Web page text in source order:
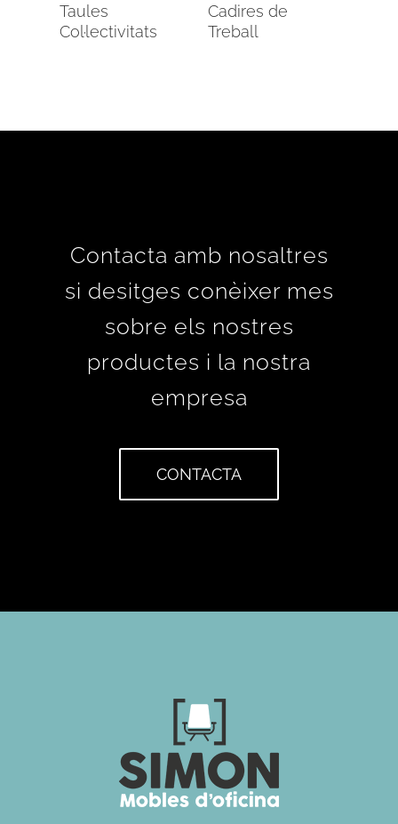
Taules de Juntes
Cadires confident
i col·lectivitats
Contacta amb nosaltres
si desitges conèixer mes
sobre els nostres
productes i la nostra
empresa
CONTACTA